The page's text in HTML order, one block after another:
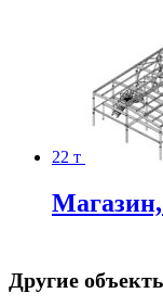
22 т
Магазин,
Другие